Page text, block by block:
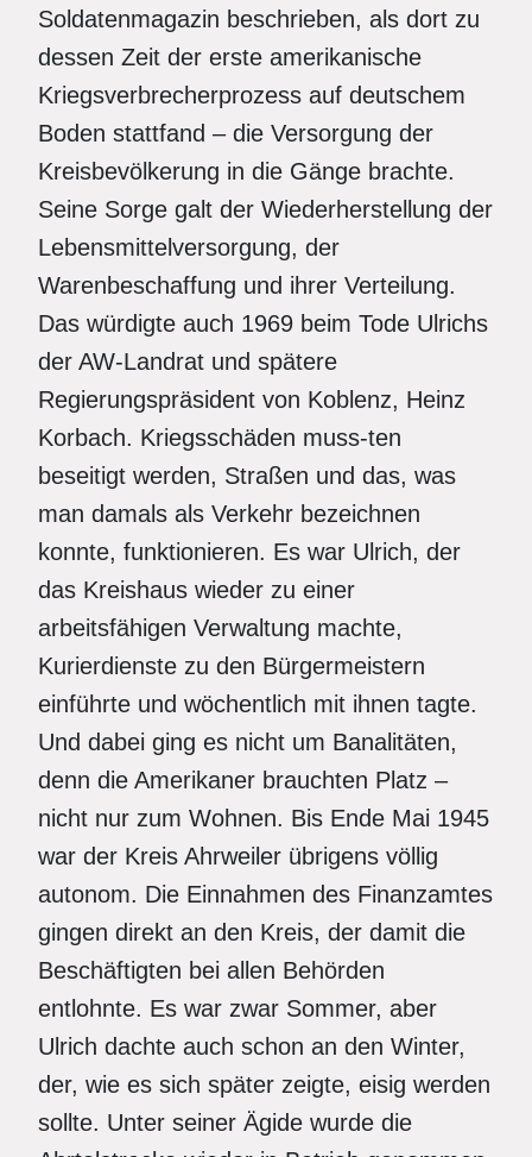
Soldatenmagazin beschrieben, als dort zu
dessen Zeit der erste amerikanische
Kriegsverbrecherprozess auf deutschem
Boden stattfand – die Versorgung der
Kreisbevölkerung in die Gänge brachte.
Seine Sorge galt der Wiederherstellung der
Lebensmittelversorgung, der
Warenbeschaffung und ihrer Verteilung.
Das würdigte auch 1969 beim Tode Ulrichs
der AW-Landrat und spätere
Regierungspräsident von Koblenz, Heinz
Korbach. Kriegsschäden muss-ten
beseitigt werden, Straßen und das, was
man damals als Verkehr bezeichnen
konnte, funktionieren. Es war Ulrich, der
das Kreishaus wieder zu einer
arbeitsfähigen Verwaltung machte,
Kurierdienste zu den Bürgermeistern
einführte und wöchentlich mit ihnen tagte.
Und dabei ging es nicht um Banalitäten,
denn die Amerikaner brauchten Platz –
nicht nur zum Wohnen. Bis Ende Mai 1945
war der Kreis Ahrweiler übrigens völlig
autonom. Die Einnahmen des Finanzamtes
gingen direkt an den Kreis, der damit die
Beschäftigten bei allen Behörden
entlohnte. Es war zwar Sommer, aber
Ulrich dachte auch schon an den Winter,
der, wie es sich später zeigte, eisig werden
sollte. Unter seiner Ägide wurde die